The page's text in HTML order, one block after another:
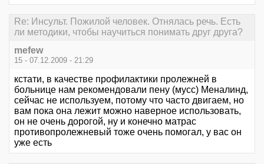
Re: Инсульт. Пожилой человек. Отнялась речь. Есть
ли методики, чтобы научиться понимать друг друга?
mefew
15 - 07.12.2009 - 21:29
кстати, в качестве профилактики пролежней в
больнице нам рекомендовали пену (мусс) Меналинд,
сейчас не используем, потому что часто двигаем, но
вам пока она лежит можно наверное использовать,
он не очень дорогой, ну и конечно матрас
противопролежневый тоже очень помогал, у вас он
уже есть